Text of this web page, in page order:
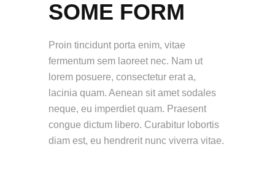
SOME FORM
Proin tincidunt porta enim, vitae
fermentum sem laoreet nec. Nam ut
lorem posuere, consectetur erat a,
lacinia quam. Aenean sit amet sodales
neque, eu imperdiet quam. Praesent
congue dictum libero. Curabitur lobortis
diam est, eu hendrerit nunc viverra vitae.